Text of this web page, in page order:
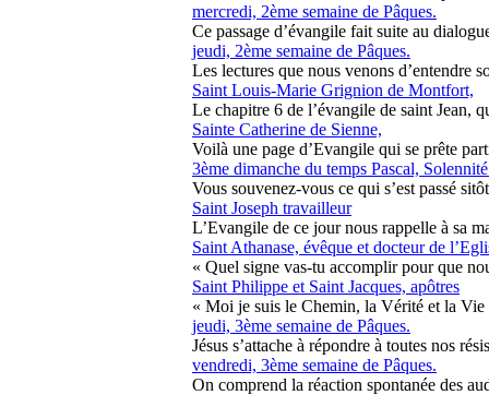
mercredi, 2ème semaine de Pâques.
Ce passage d’évangile fait suite au
jeudi, 2ème semaine de Pâques.
Les lectures que nous venons d’entendre
Saint Louis-Marie Grignion de Montfort,
Le chapitre 6 de l’évangile de saint Jean,
Sainte Catherine de Sienne,
Voilà une page d’Evangile qui se prête
3ème dimanche du temps Pascal,
Vous souvenez-vous ce qui s’est passé
Saint Joseph travailleur
L’Evangile de ce jour nous rappelle à sa
Saint Athanase, évêque et docteur de
« Quel signe vas-tu accomplir pour que
Saint Philippe et Saint Jacques, apôtres
« Moi je suis le Chemin, la Vérité et la Vie
jeudi, 3ème semaine de Pâques.
Jésus s’attache à répondre à toutes nos
vendredi, 3ème semaine de Pâques.
On comprend la réaction spontanée des